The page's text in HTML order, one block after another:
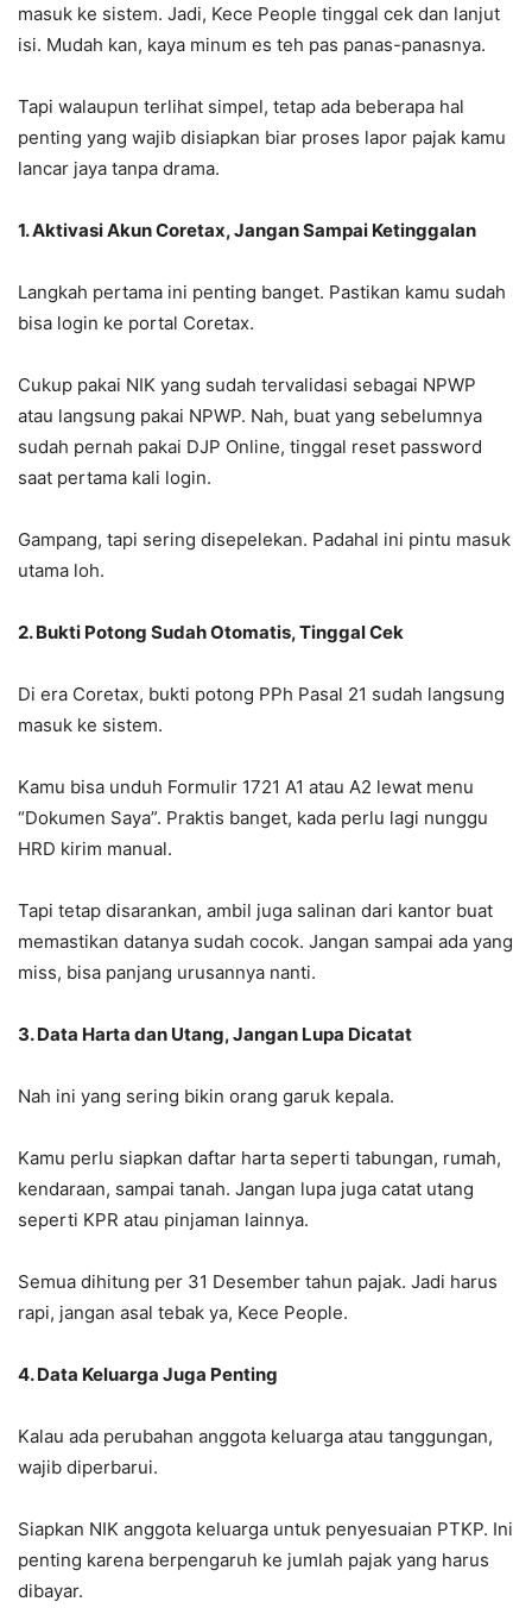
masuk ke sistem. Jadi, Kece People tinggal cek dan lanjut
isi. Mudah kan, kaya minum es teh pas panas-panasnya.
Tapi walaupun terlihat simpel, tetap ada beberapa hal
penting yang wajib disiapkan biar proses lapor pajak kamu
lancar jaya tanpa drama.
1. Aktivasi Akun Coretax, Jangan Sampai Ketinggalan
Langkah pertama ini penting banget. Pastikan kamu sudah
bisa login ke portal Coretax.
Cukup pakai NIK yang sudah tervalidasi sebagai NPWP
atau langsung pakai NPWP. Nah, buat yang sebelumnya
sudah pernah pakai DJP Online, tinggal reset password
saat pertama kali login.
Gampang, tapi sering disepelekan. Padahal ini pintu masuk
utama loh.
2. Bukti Potong Sudah Otomatis, Tinggal Cek
Di era Coretax, bukti potong PPh Pasal 21 sudah langsung
masuk ke sistem.
Kamu bisa unduh Formulir 1721 A1 atau A2 lewat menu
“Dokumen Saya”. Praktis banget, kada perlu lagi nunggu
HRD kirim manual.
Tapi tetap disarankan, ambil juga salinan dari kantor buat
memastikan datanya sudah cocok. Jangan sampai ada yang
miss, bisa panjang urusannya nanti.
3. Data Harta dan Utang, Jangan Lupa Dicatat
Nah ini yang sering bikin orang garuk kepala.
Kamu perlu siapkan daftar harta seperti tabungan, rumah,
kendaraan, sampai tanah. Jangan lupa juga catat utang
seperti KPR atau pinjaman lainnya.
Semua dihitung per 31 Desember tahun pajak. Jadi harus
rapi, jangan asal tebak ya, Kece People.
4. Data Keluarga Juga Penting
Kalau ada perubahan anggota keluarga atau tanggungan,
wajib diperbarui.
Siapkan NIK anggota keluarga untuk penyesuaian PTKP. Ini
penting karena berpengaruh ke jumlah pajak yang harus
dibayar.